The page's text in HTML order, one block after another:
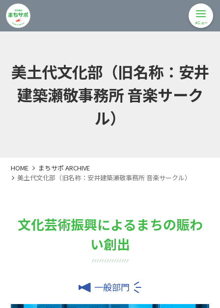
メニュー
美土代文化部（旧名称：安井
建築瀬敬事務所 音楽サーク
ル）
HOME
まちサポ ARCHIVE
美土代文化部（旧名称：安井建築瀬敬事務所 音楽サークル）
文化芸術振興によるまちの賑わ
い創出
一般部門